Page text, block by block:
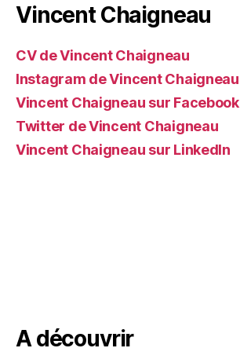
Vincent Chaigneau
CV de Vincent Chaigneau
Instagram de Vincent Chaigneau
Vincent Chaigneau sur Facebook
Twitter de Vincent Chaigneau
Vincent Chaigneau sur LinkedIn
A découvrir